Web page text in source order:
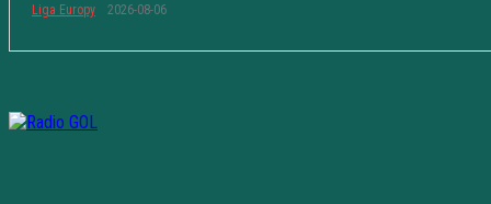
Liga Europy 2026-08-06